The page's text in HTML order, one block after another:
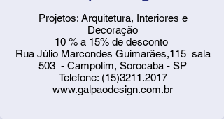
Projetos: Arquitetura, Interiores e
Decoração
10 % a 15% de desconto
Rua Júlio Marcondes Guimarães,115 sala
503 - Campolim, Sorocaba - SP
Telefone: (15)3211.2017
www.galpaodesign.com.br